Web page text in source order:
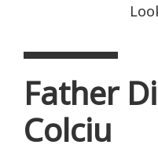
Father
Colciu